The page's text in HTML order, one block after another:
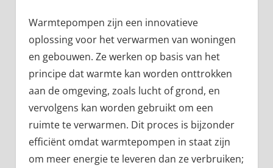
Warmtepompen zijn een innovatieve
oplossing voor het verwarmen van woningen
en gebouwen. Ze werken op basis van het
principe dat warmte kan worden onttrokken
aan de omgeving, zoals lucht of grond, en
vervolgens kan worden gebruikt om een
ruimte te verwarmen. Dit proces is bijzonder
efficiënt omdat warmtepompen in staat zijn
om meer energie te leveren dan ze verbruiken;